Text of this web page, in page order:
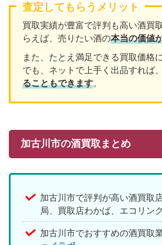
査定してもらうメリット
買取実績が豊富で評判も高い酒買
らえば、売りたい酒の本当の価値
また、たとえ満足できる買取価格
でも、ネットで上手く出品すれば、
ることもできます。
加古川市の酒買取まとめ
加古川市で評判が高い酒買取
局、買取店わかば、エコリン
加古川市でおすすめの酒買取